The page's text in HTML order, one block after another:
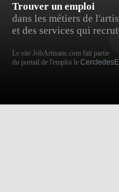
Trouver un emploi
dans les métiers de
et des services qui
Le site JobArtisans.com fait partie
du portail de l'emploi le